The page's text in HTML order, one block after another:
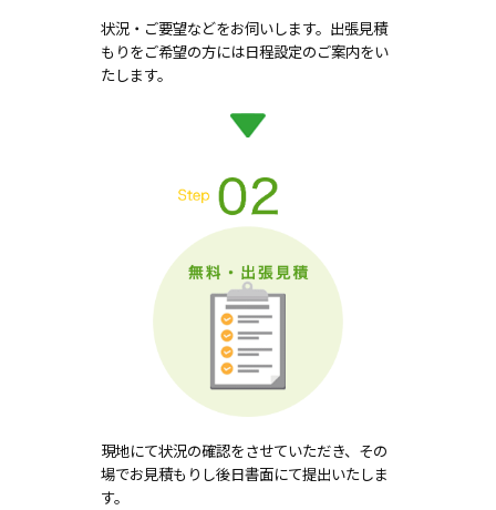
状況・ご要望などをお伺いします。出張見積
もりをご希望の方には日程設定のご案内をい
たします。
現地にて状況の確認をさせていただき、その
場でお見積もりし後日書面にて提出いたしま
す。